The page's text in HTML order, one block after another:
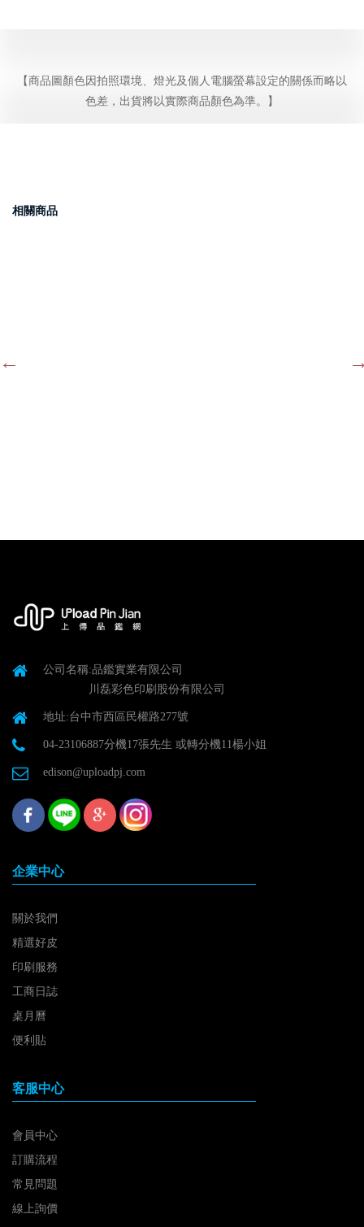
【商品圖顏色因拍照環境、燈光及個人電腦螢幕設定的關係而略以
色差，出貨將以實際商品顏色為準。】
相關商品
公司名稱:品鑑實業有限公司
川磊彩色印刷股份有限公司
地址:台中市西區民權路277號
04-23106887分機17張先生 或轉分機11楊小姐
edison@uploadpj.com
企業中心
關於我們
精選好皮
印刷服務
工商日誌
桌月曆
便利貼
客服中心
會員中心
訂購流程
常見問題
線上詢價